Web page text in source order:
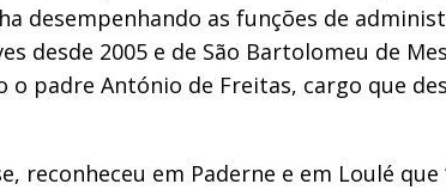
desempenhando as funções de
desde 2005 e de São Bartolomeu de
padre António de Freitas, cargo que
em Paderne e em Loulé que